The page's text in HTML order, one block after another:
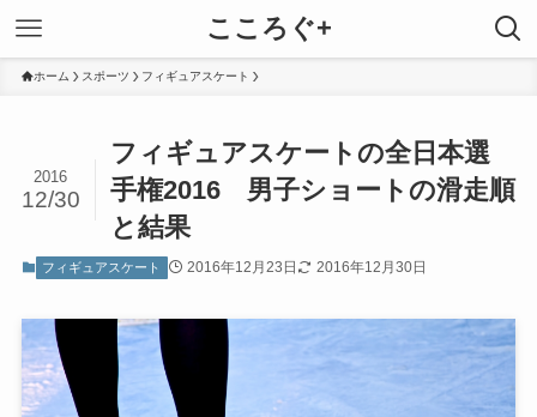
こころぐ+
ホーム スポーツ フィギュアスケート
フィギュアスケートの全日本選
手権2016 男子ショートの滑走順
と結果
2016
12/30
フィギュアスケート 2016年12月23日 2016年12月30日